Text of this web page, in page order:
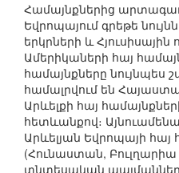
Համայնքներից
Եվրոպայում գրեթե
երկրների և
Ամերիկաների հայ
համայնքները նույնպես
համալրվում են
Արևելքի հայ
հետևանքով։
Արևելյան Եվրոպայի հայ
(Հունաստան, Բուլղարիա
տնտեսական